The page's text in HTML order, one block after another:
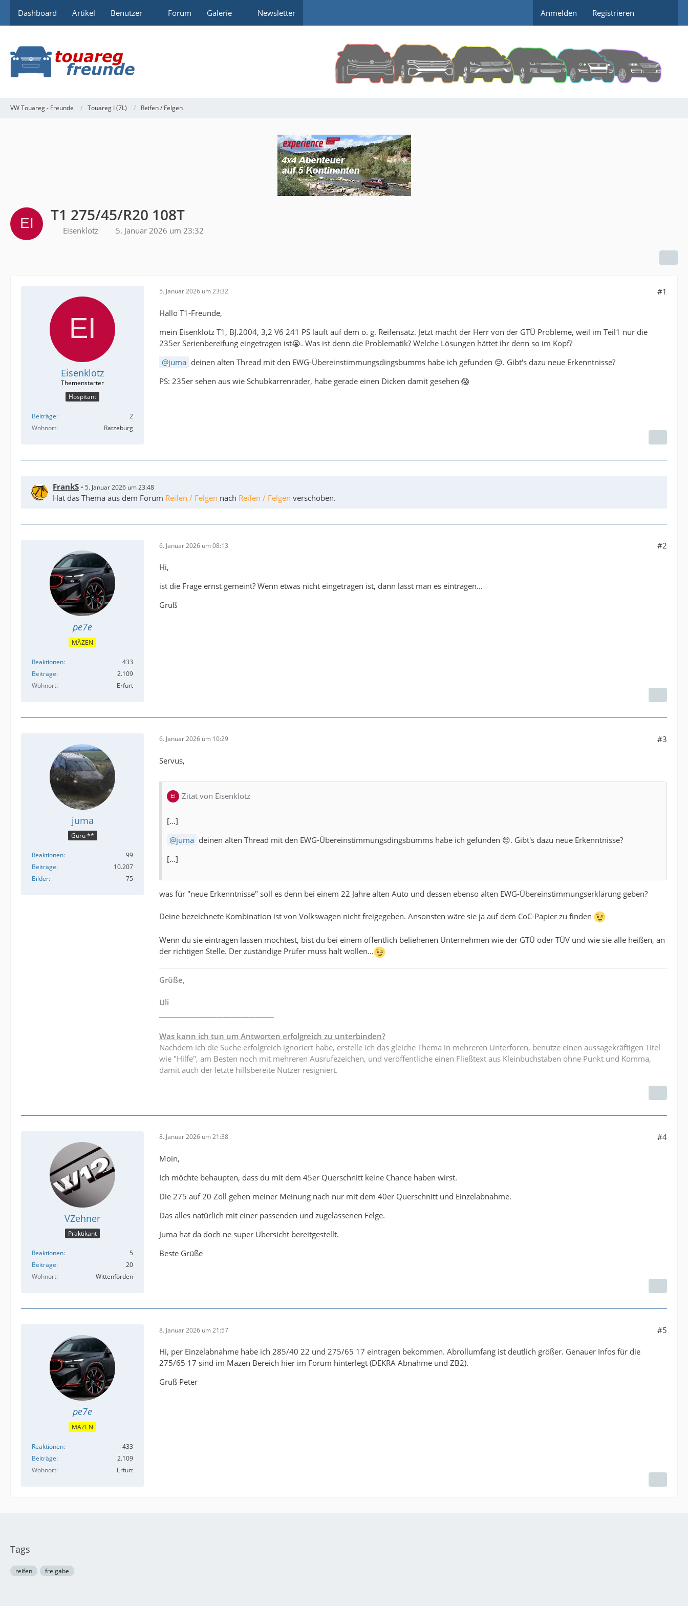
Dashboard Artikel Benutzer Forum Galerie Newsletter Anmelden Registrieren
VW Touareg - Freunde Touareg I (7L) Reifen / Felgen
T1 275/45/R20 108T
Eisenklotz 5. Januar 2026 um 23:32
Eisenklotz
Hospitant
Beiträge
2
Wohnort
Ratzeburg
5. Januar 2026 um 23:32 #1
Hallo T1-Freunde,
mein Eisenklotz T1, BJ.2004, 3,2 V6 241 PS läuft auf dem o. g. Reifensatz. Jetzt macht der Herr von der GTÜ Probleme, weil im Teil1 nur die
235er Serienbereifung eingetragen ist😭. Was ist denn die Problematik? Welche Lösungen hättet ihr denn so im Kopf?
juma deinen alten Thread mit den EWG-Übereinstimmungsdingsbumms habe ich gefunden 😔. Gibt's dazu neue Erkenntnisse?
PS: 235er sehen aus wie Schubkarrenräder, habe gerade einen Dicken damit gesehen 😱
FrankS 5. Januar 2026 um 23:48
Hat das Thema aus dem Forum Reifen / Felgen nach Reifen / Felgen verschoben.
pe7e
MÄZEN
Reaktionen
433
Beiträge
2.109
Wohnort
Erfurt
6. Januar 2026 um 08:13 #2
Hi,
ist die Frage ernst gemeint? Wenn etwas nicht eingetragen ist, dann lässt man es eintragen...
Gruß
juma
Guru **
Reaktionen
99
Beiträge
10.207
Bilder
75
6. Januar 2026 um 10:29 #3
Servus,
Zitat von Eisenklotz
[...]
juma deinen alten Thread mit den EWG-Übereinstimmungsdingsbumms habe ich gefunden 😔. Gibt's dazu neue Erkenntnisse?
[...]
was für "neue Erkenntnisse" soll es denn bei einem 22 Jahre alten Auto und dessen ebenso alten EWG-Übereinstimmungserklärung geben?
Deine bezeichnete Kombination ist von Volkswagen nicht freigegeben. Ansonsten wäre sie ja auf dem CoC-Papier zu finden
Wenn du sie eintragen lassen möchtest, bist du bei einem öffentlich beliehenen Unternehmen wie der GTÜ oder TÜV und wie sie alle heißen, an
der richtigen Stelle. Der zuständige Prüfer muss halt wollen...
Grüße,
Uli
Was kann ich tun um Antworten erfolgreich zu unterbinden?
Nachdem ich die Suche erfolgreich ignoriert habe, erstelle ich das gleiche Thema in mehreren Unterforen, benutze einen aussagekräftigen Titel
wie "Hilfe", am Besten noch mit mehreren Ausrufezeichen, und veröffentliche einen Fließtext aus Kleinbuchstaben ohne Punkt und Komma,
damit auch der letzte hilfsbereite Nutzer resigniert.
VZehner
Praktikant
Reaktionen
5
Beiträge
20
Wohnort
Wittenförden
8. Januar 2026 um 21:38 #4
Moin,
Ich möchte behaupten, dass du mit dem 45er Querschnitt keine Chance haben wirst.
Die 275 auf 20 Zoll gehen meiner Meinung nach nur mit dem 40er Querschnitt und Einzelabnahme.
Das alles natürlich mit einer passenden und zugelassenen Felge.
Juma hat da doch ne super Übersicht bereitgestellt.
Beste Grüße
pe7e
MÄZEN
Reaktionen
433
Beiträge
2.109
Wohnort
Erfurt
8. Januar 2026 um 21:57 #5
Hi, per Einzelabnahme habe ich 285/40 22 und 275/65 17 eintragen bekommen. Abrollumfang ist deutlich größer. Genauer Infos für die
275/65 17 sind im Mäzen Bereich hier im Forum hinterlegt (DEKRA Abnahme und ZB2).
Gruß Peter
Tags
reifen freigabe